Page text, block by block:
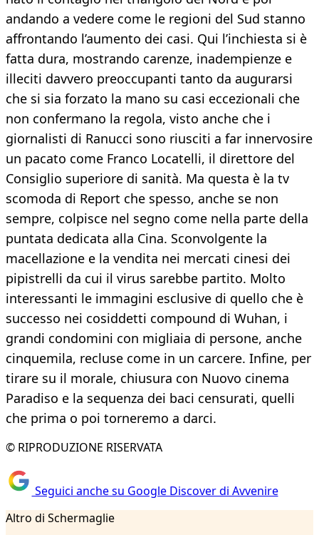
andando a vedere come le regioni del Sud stanno
affrontando l’aumento dei casi. Qui l’inchiesta si è
fatta dura, mostrando carenze, inadempienze e
illeciti davvero preoccupanti tanto da augurarsi
che si sia forzato la mano su casi eccezionali che
non confermano la regola, visto anche che i
giornalisti di Ranucci sono riusciti a far innervosire
un pacato come Franco Locatelli, il direttore del
Consiglio superiore di sanità. Ma questa è la tv
scomoda di Report che spesso, anche se non
sempre, colpisce nel segno come nella parte della
puntata dedicata alla Cina. Sconvolgente la
macellazione e la vendita nei mercati cinesi dei
pipistrelli da cui il virus sarebbe partito. Molto
interessanti le immagini esclusive di quello che è
successo nei cosiddetti compound di Wuhan, i
grandi condomini con migliaia di persone, anche
cinquemila, recluse come in un carcere. Infine, per
tirare su il morale, chiusura con Nuovo cinema
Paradiso e la sequenza dei baci censurati, quelli
che prima o poi torneremo a darci.
© RIPRODUZIONE RISERVATA
Seguici anche su Google Discover di Avvenire
Altro di Schermaglie